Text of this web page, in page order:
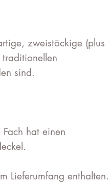
zweistöckige (plus
traditionellen
sind.
hat einen
Lieferumfang enthalten.